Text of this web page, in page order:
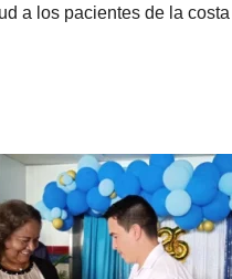
a los pacientes de la costa